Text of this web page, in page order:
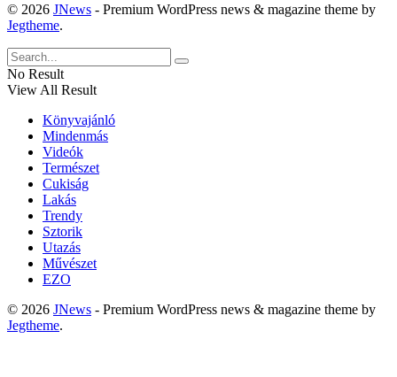
© 2026 JNews - Premium WordPress news & magazine theme by
Jegtheme.
No Result
View All Result
Könyvajánló
Mindenmás
Videók
Természet
Cukiság
Lakás
Trendy
Sztorik
Utazás
Művészet
EZO
© 2026 JNews - Premium WordPress news & magazine theme by
Jegtheme.